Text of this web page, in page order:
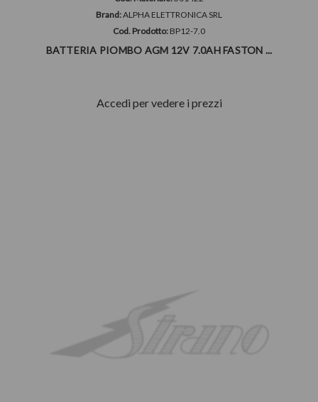
Brand:ALPHA ELETTRONICA SRL
Cod. Prodotto: BP12-7.0
BATTERIA PIOMBO AGM 12V 7.0AH FASTON ...
Accedi per vedere i prezzi